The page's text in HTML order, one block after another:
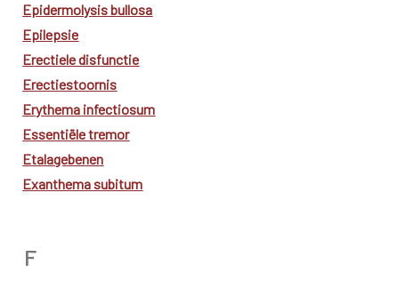
Epidermolysis bullosa
Epilepsie
Erectiele disfunctie
Erectiestoornis
Erythema infectiosum
Essentiële tremor
Etalagebenen
Exanthema subitum
F